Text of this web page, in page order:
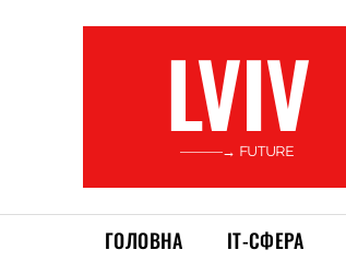
LVIV
———→ FUTURE
ГОЛОВНА ІТ-СФЕРА